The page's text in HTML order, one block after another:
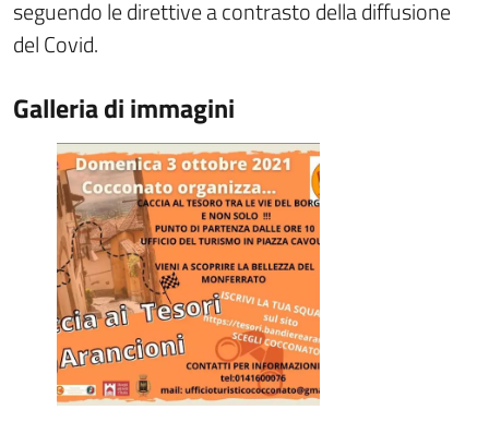
seguendo le direttive a contrasto della diffusione
del Covid.
Galleria di immagini